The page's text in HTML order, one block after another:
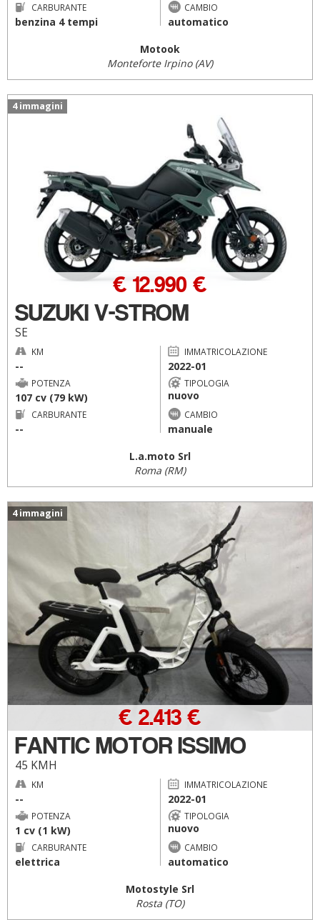
CARBURANTE
benzina 4 tempi
CAMBIO
automatico
Motook
Monteforte Irpino (AV)
4 immagini
SUZUKI V-STROM
SE
€ 12.990 €
KM
--
IMMATRICOLAZIONE
2022-01
POTENZA
107 cv (79 kW)
TIPOLOGIA
nuovo
CARBURANTE
--
CAMBIO
manuale
L.a.moto Srl
Roma (RM)
4 immagini
FANTIC MOTOR ISSIMO
45 KMH
€ 2.413 €
KM
--
IMMATRICOLAZIONE
2022-01
POTENZA
1 cv (1 kW)
TIPOLOGIA
nuovo
CARBURANTE
elettrica
CAMBIO
automatico
Motostyle Srl
Rosta (TO)